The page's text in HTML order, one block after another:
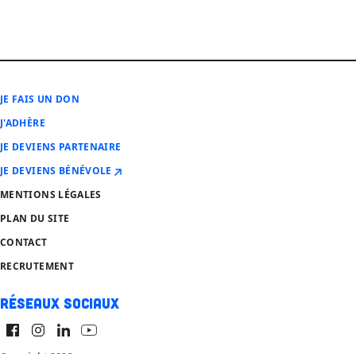
JE FAIS UN DON
J'ADHÈRE
JE DEVIENS PARTENAIRE
JE DEVIENS BÉNÉVOLE
MENTIONS LÉGALES
PLAN DU SITE
CONTACT
RECRUTEMENT
Réseaux sociaux